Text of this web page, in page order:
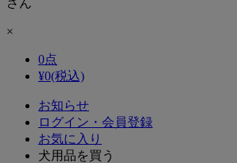
×
0点
¥0(税込)
お知らせ
ログイン・会員登録
お気に入り
犬用品を買う